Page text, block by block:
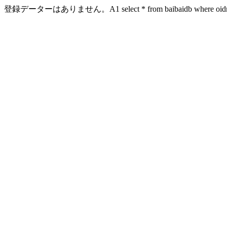
登録データーはありません。A1 select * from baibaidb where